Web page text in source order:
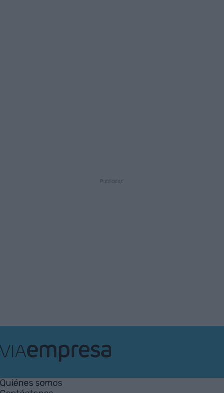
Empresa
Quiénes somos